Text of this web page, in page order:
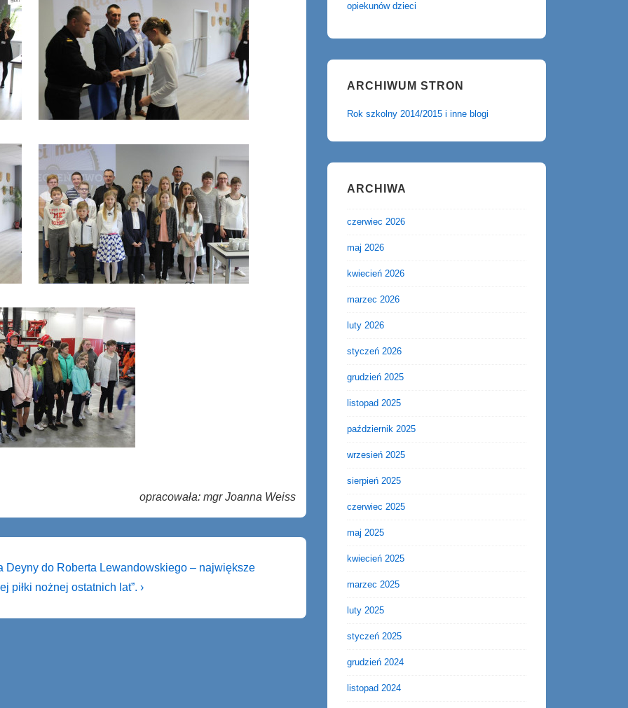
opracowała: mgr Joanna Weiss
Deyny do Roberta Lewandowskiego – największe
piłki nożnej ostatnich lat”. ›
opiekunów dzieci
ARCHIWUM STRON
Rok szkolny 2014/2015 i inne blogi
ARCHIWA
czerwiec 2026
maj 2026
kwiecień 2026
marzec 2026
luty 2026
styczeń 2026
grudzień 2025
listopad 2025
październik 2025
wrzesień 2025
sierpień 2025
czerwiec 2025
maj 2025
kwiecień 2025
marzec 2025
luty 2025
styczeń 2025
grudzień 2024
listopad 2024